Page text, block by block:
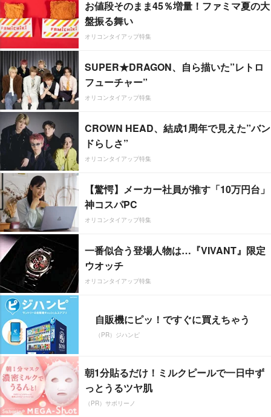
お値段そのまま45％増量！ファミマ夏の大
盤振る舞い
オリコンタイアップ特集
SUPER★DRAGON、自ら描いた”レトロ
フューチャー”
オリコンタイアップ特集
CROWN HEAD、結成1周年で見えた”バン
ドらしさ”
オリコンタイアップ特集
【驚愕】メーカー社員が推す「10万円台」
神コスパPC
オリコンタイアップ特集
一番似合う登場人物は…『VIVANT』限定
ウオッチ
オリコンタイアップ特集
自販機にピッ！ですぐに買えちゃう
（PR）ジハンピ
朝1分貼るだけ！ミルクピールで一日中ず
っとうるツヤ肌
（PR）サボリーノ